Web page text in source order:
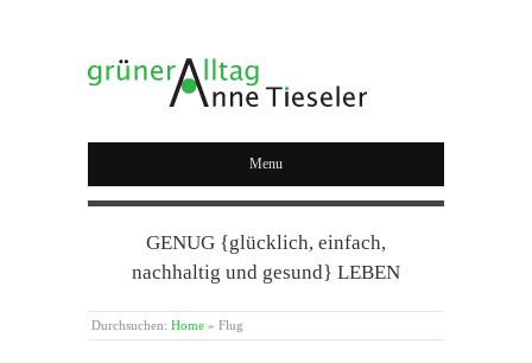
GRÜNER ALLTAG
Menu
GENUG {glücklich, einfach,
nachhaltig und gesund} LEBEN
Durchsuchen: Home » Flug